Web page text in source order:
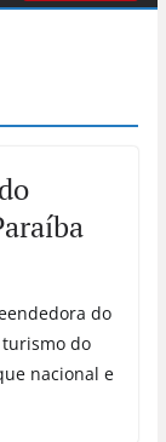
do
do
nacional e